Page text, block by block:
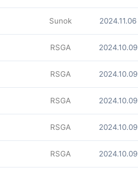
Sunok 2024.11.06
RSGA 2024.10.09
RSGA 2024.10.09
RSGA 2024.10.09
RSGA 2024.10.09
RSGA 2024.10.09